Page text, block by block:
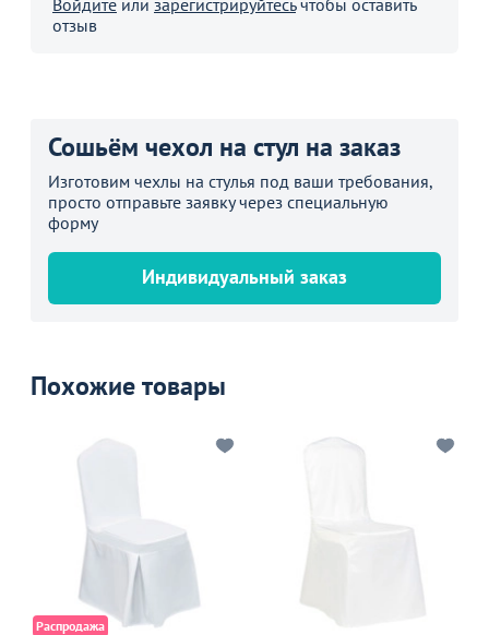
отзыв
Сошьём чехол на стул на заказ
Изготовим чехлы на стулья под ваши требования,
просто отправьте заявку через специальную
форму
Индивидуальный заказ
Похожие товары
Распродажа